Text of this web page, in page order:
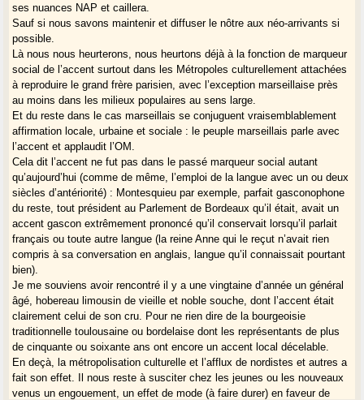
ses nuances NAP et caillera.
Sauf si nous savons maintenir et diffuser le nôtre aux néo-arrivants si
possible.
Là nous nous heurterons, nous heurtons déjà à la fonction de marqueur
social de l’accent surtout dans les Métropoles culturellement attachées
à reproduire le grand frère parisien, avec l’exception marseillaise près
au moins dans les milieux populaires au sens large.
Et du reste dans le cas marseillais se conjuguent vraisemblablement
affirmation locale, urbaine et sociale : le peuple marseillais parle avec
l’accent et applaudit l’OM.
Cela dit l’accent ne fut pas dans le passé marqueur social autant
qu’aujourd’hui (comme de même, l’emploi de la langue avec un ou deux
siècles d’antériorité) : Montesquieu par exemple, parfait gasconophone
du reste, tout président au Parlement de Bordeaux qu’il était, avait un
accent gascon extrêmement prononcé qu’il conservait lorsqu’il parlait
français ou toute autre langue (la reine Anne qui le reçut n’avait rien
compris à sa conversation en anglais, langue qu’il connaissait pourtant
bien).
Je me souviens avoir rencontré il y a une vingtaine d’année un général
âgé, hobereau limousin de vieille et noble souche, dont l’accent était
clairement celui de son cru. Pour ne rien dire de la bourgeoisie
traditionnelle toulousaine ou bordelaise dont les représentants de plus
de cinquante ou soixante ans ont encore un accent local décelable.
En deçà, la métropolisation culturelle et l’afflux de nordistes et autres a
fait son effet. Il nous reste à susciter chez les jeunes ou les nouveaux
venus un engouement, un effet de mode (à faire durer) en faveur de